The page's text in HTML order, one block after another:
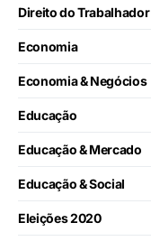
Direito do Trabalhador
Economia
Economia & Negócios
Educação
Educação & Mercado
Educação & Social
Eleições 2020